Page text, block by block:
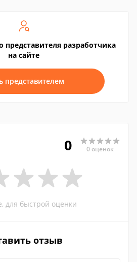
представителя разработчика
на сайте
представителем
0 0 оценок
для быстрой оценки
отзыв